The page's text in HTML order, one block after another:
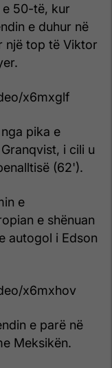
e 50-të, kur
e duhur në
një top të Viktor
x6mxglf
pika e
i cili u
(62').
e
e shënuan
autogol i Edson
x6mxhov
e parë në
Meksikën.